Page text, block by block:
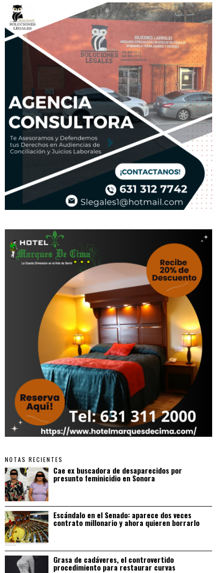
NOTAS RECIENTES
Cae ex buscadora de desaparecidos por
presunto feminicidio en Sonora
Escándalo en el Senado: aparece dos veces
contrato millonario y ahora quieren borrarlo
Grasa de cadáveres, el controvertido
procedimiento para restaurar curvas